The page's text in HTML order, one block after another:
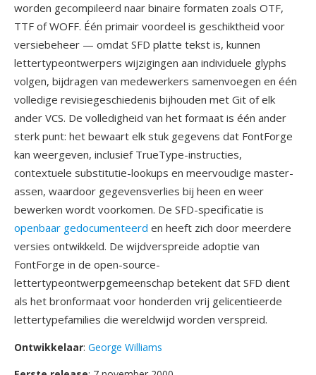
worden gecompileerd naar binaire formaten zoals OTF,
TTF of WOFF. Één primair voordeel is geschiktheid voor
versiebeheer — omdat SFD platte tekst is, kunnen
lettertypeontwerpers wijzigingen aan individuele glyphs
volgen, bijdragen van medewerkers samenvoegen en één
volledige revisiegeschiedenis bijhouden met Git of elk
ander VCS. De volledigheid van het formaat is één ander
sterk punt: het bewaart elk stuk gegevens dat FontForge
kan weergeven, inclusief TrueType-instructies,
contextuele substitutie-lookups en meervoudige master-
assen, waardoor gegevensverlies bij heen en weer
bewerken wordt voorkomen. De SFD-specificatie is
openbaar gedocumenteerd en heeft zich door meerdere
versies ontwikkeld. De wijdverspreide adoptie van
FontForge in de open-source-
lettertypeontwerpgemeenschap betekent dat SFD dient
als het bronformaat voor honderden vrij gelicentieerde
lettertypefamilies die wereldwijd worden verspreid.
Ontwikkelaar: George Williams